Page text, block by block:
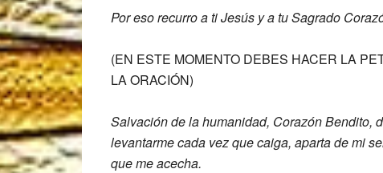
Por eso recurro a ti Jesús y a tuSagrado
(EN ESTE MOMENTO DEBES HACER LA
LA ORACIÓN)
Salvación de la humanidad, Corazón Bendito,
levantarme cada vezque caiga, aparta de mi
queme acecha.